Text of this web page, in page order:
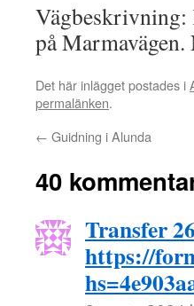
Vägbeskrivning:
på
Det här inlägget postades i
permalänken.
← Guidning i Alunda
40
Transfer
https://